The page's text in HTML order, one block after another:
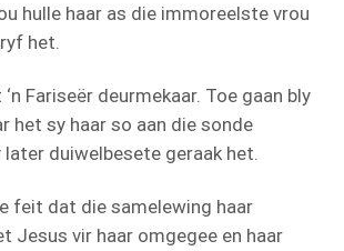
hulle haar as die immoreelste vrou
het.
Fariseër deurmekaar. Toe gaan bly
het sy haar so aan die sonde
duiwelbesete geraak het.
feit dat die samelewing haar
Jesus vir haar omgegee en haar